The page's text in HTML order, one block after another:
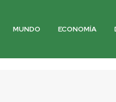
MUNDO ECONOMÍA